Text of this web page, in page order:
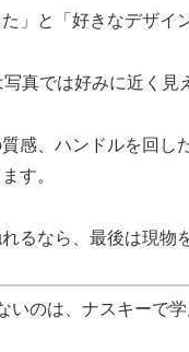
」と「好きなデザイ
真では好みに近く見
感、ハンドルを回し
す。
るなら、最後は現物
いのは、ナスキーで